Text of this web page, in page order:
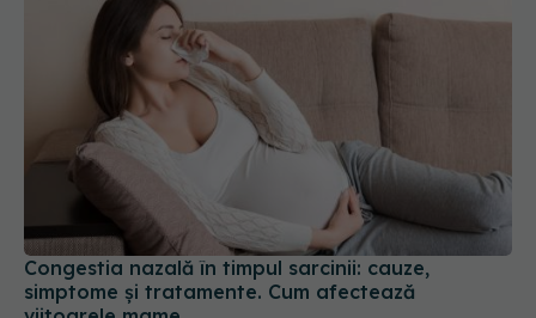
Congestia nazală în timpul sarcinii: cauze,
simptome și tratamente. Cum afectează
viitoarele mame